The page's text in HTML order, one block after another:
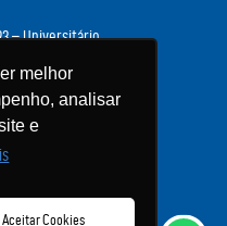
melhor
analisar
e
Aceitar Cookies
– Universitário
CEP 96815-900
(51) 3717-7425